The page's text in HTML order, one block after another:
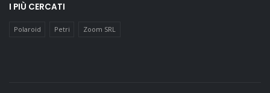
I PIÙ CERCATI
Polaroid Petri Zoom SRL